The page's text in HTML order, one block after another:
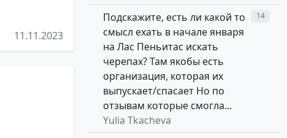
11.11.2023
Подскажите, есть ли какой то
смысл ехать в начале января
на Лас Пеньитас искать
черепах? Там якобы есть
организация, которая их
выпускает/спасает Но по
отзывам которые смогла...
Yulia Tkacheva
14